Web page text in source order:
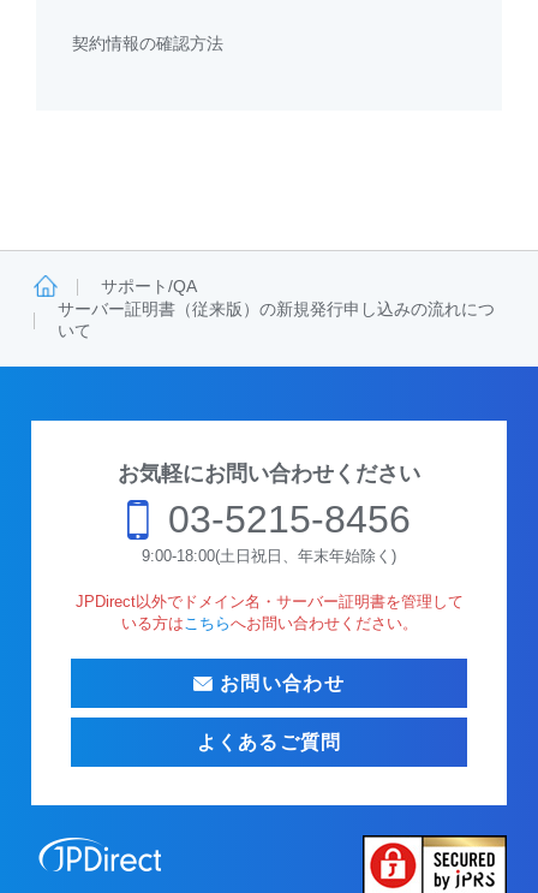
契約情報の確認方法
サポート/QA
サーバー証明書（従来版）の新規発行申し込みの流れにつ
いて
お気軽にお問い合わせください
03-5215-8456
9:00-18:00(土日祝日、年末年始除く)
JPDirect以外でドメイン名・サーバー証明書を管理して
いる方は こちらへお問い合わせください。
お問い合わせ
よくあるご質問